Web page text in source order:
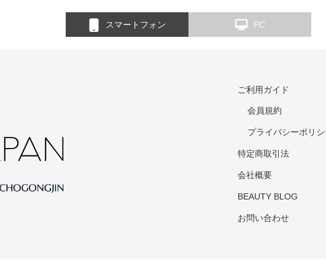
スマートフォン PC
ご利用ガイド
会員規約
プライバシーポリ
特定商取引法
会社概要
BEAUTY BLOG
お問い合わせ